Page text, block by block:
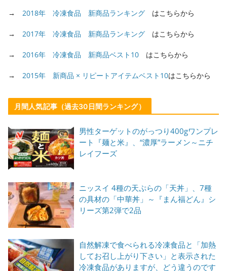
→ 2018年 冷凍食品 新商品ランキング はこちらから
→ 2017年 冷凍食品 新商品ランキング はこちらから
→ 2016年 冷凍食品 新商品ベスト10 はこちらから
→ 2015年 新商品 × リピートアイテムベスト10はこちらから
月間人気記事（過去30日間ランキング）
男性ターゲットのがっつり400gワンプレ
ート『麺と米』、“濃厚”ラーメン～ニチ
レイフーズ
ニッスイ 4種の天ぷらの「天丼」、7種
の具材の「中華丼」～『まん福どん』シ
リーズ第2弾で2品
自然解凍で食べられる冷凍食品と「加熱
してお召し上がり下さい」と表示された
冷凍食品がありますが、どう違うのです